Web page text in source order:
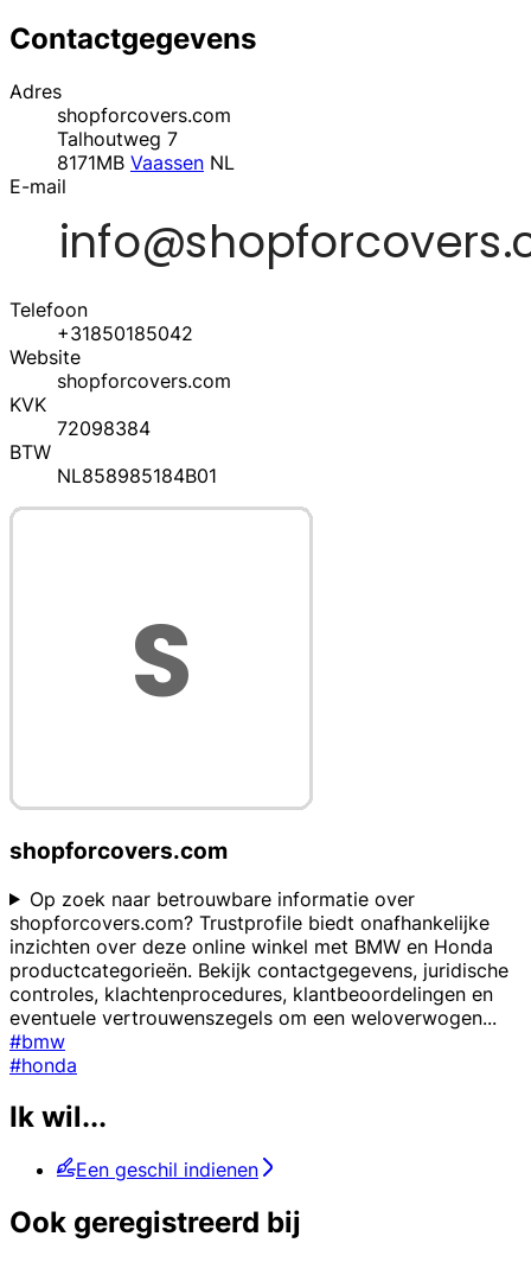
Contactgegevens
Adres
shopforcovers.com
Talhoutweg 7
8171MB Vaassen NL
E-mail
Telefoon
+31850185042
Website
shopforcovers.com
KVK
72098384
BTW
NL858985184B01
shopforcovers.com
Op zoek naar betrouwbare informatie over
shopforcovers.com? Trustprofile biedt onafhankelijke
inzichten over deze online winkel met BMW en Honda
productcategorieën. Bekijk contactgegevens, juridische
controles, klachtenprocedures, klantbeoordelingen en
eventuele vertrouwenszegels om een weloverwogen...
#bmw
#honda
Ik wil...
Een geschil indienen
Ook geregistreerd bij